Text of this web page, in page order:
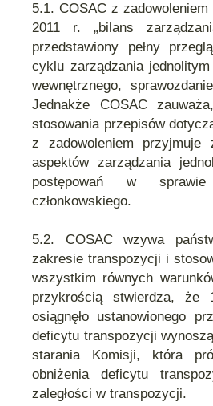
5.1. COSAC z
2011 r. „bilans
przedstawiony pełny
cyklu zarządzania
wewnętrznego,
Jednakże COSAC
stosowania przepisów
z zadowoleniem przyjmuje
aspektów zarządzania
postępowań w sprawie
członkowskiego.
5.2. COSAC wzywa
zakresie transpozycji i
wszystkim równych
przykrością stwierdza, że
osiągnęło ustanowionego
deficytu transpozycji
starania Komisji, która
obniżenia deficytu
zaległości w transpozycji.